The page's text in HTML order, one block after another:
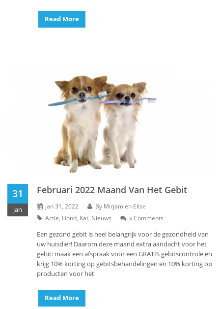
Read More
31
jan
Februari 2022 Maand Van Het Gebit
jan 31, 2022 By Mirjam en Elise
Actie, Hond, Kat, Nieuws xComments
Een gezond gebit is heel belangrijk voor de gezondheid van
uw huisdier! Daarom deze maand extra aandacht voor het
gebit: maak een afspraak voor een GRATIS gebitscontrole en
krijg 10% korting op gebitsbehandelingen en 10% korting op
producten voor het
Read More